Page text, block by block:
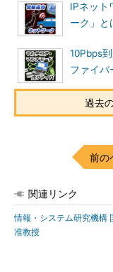
IPネット
ーク」と
10Pbps
ファイバ
過去
前の
関連リンク
情報・システム研究機構
准教授